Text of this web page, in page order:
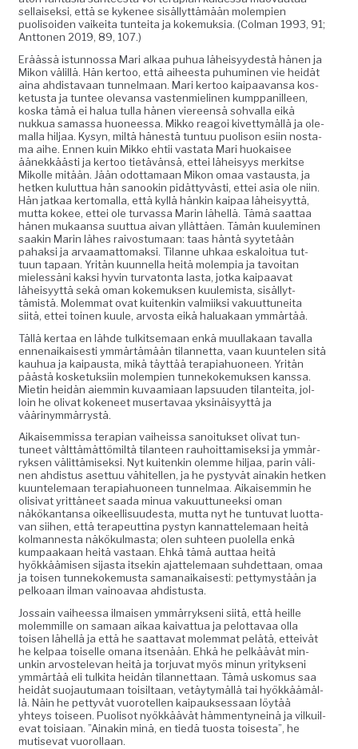
sel­l­aisek­si, että se kyke­nee sisäl­lyt­tämään molem­pi­en
puolisoiden vaikei­ta tun­tei­ta ja koke­muk­sia. (Col­man 1993, 91;
Ant­to­nen 2019, 89, 107.)
Eräässä istun­nos­sa Mari alkaa puhua läheisyy­destä hänen ja
Mikon välil­lä. Hän ker­too, että aiheesta puhumi­nen vie hei­dät
aina ahdis­tavaan tun­nel­maan. Mari ker­too kaipaa­vansa kos­
ke­tus­ta ja tun­tee ole­vansa vas­ten­mieli­nen kump­panilleen,
kos­ka tämä ei halua tul­la hänen viereen­sä sohval­la eikä
nukkua samas­sa huoneessa. Mikko reagoi kivet­tymäl­lä ja ole­
mal­la hil­jaa. Kysyn, miltä hänestä tun­tuu puoli­son esi­in nos­ta­
ma aihe. Ennen kuin Mikko ehtii vas­ta­ta Mari huokaisee
äänekkäästi ja ker­too tietävän­sä, ettei läheisyys merk­itse
Mikolle mitään. Jään odot­ta­maan Mikon omaa vas­taus­ta, ja
het­ken kulut­tua hän sanookin pidät­tyvästi, ettei asia ole niin.
Hän jatkaa ker­toma­l­la, että kyl­lä hänkin kaipaa läheisyyt­tä,
mut­ta kokee, ettei ole tur­vas­sa Marin lähel­lä. Tämä saat­taa
hänen mukaansa suut­tua aivan yllät­täen. Tämän kuulem­i­nen
saakin Marin läh­es raivos­tu­maan: taas hän­tä syytetään
pahak­si ja arvaa­mat­tomak­si. Tilanne uhkaa eskaloitua tut­
tuun tapaan. Yritän kuun­nel­la heitä molem­pia ja tavoitan
mielessäni kak­si hyvin tur­va­ton­ta las­ta, jot­ka kaipaa­vat
läheisyyt­tä sekä oman koke­muk­sen kuulemista, sisäl­lyt­
tämistä. Molem­mat ovat kuitenkin valmi­ik­si vaku­ut­tunei­ta
siitä, ettei toinen kuule, arvos­ta eikä halu­akaan ymmärtää.
Täl­lä ker­taa en lähde tulk­it­se­maan enkä muul­lakaan taval­la
ennenaikaises­ti ymmärtämään tilan­net­ta, vaan kuun­te­len sitä
kauhua ja kaipaus­ta, mikä täyt­tää ter­api­ahuoneen. Yritän
päästä kos­ke­tuk­si­in molem­pi­en tun­nekoke­muk­sen kanssa.
Mietin hei­dän aiem­min kuvaami­aan lap­su­u­den tilantei­ta, jol­
loin he oli­vat koke­neet muser­tavaa yksinäisyyt­tä ja
väärinymmärrystä.
Aikaisem­mis­sa ter­api­an vai­heis­sa sanoituk­set oli­vat tun­
tuneet vält­tämät­tömiltä tilanteen rauhoit­tamisek­si ja ymmär­
ryk­sen välit­tämisek­si. Nyt kuitenkin olemme hil­jaa, parin väli­
nen ahdis­tus aset­tuu vähitellen, ja he pystyvät ainakin het­ken
kuun­tele­maan ter­api­ahuoneen tun­nel­maa. Aikaisem­min he
oli­si­vat yrit­täneet saa­da min­ua vaku­ut­tuneek­si oman
näkökan­tansa oikeel­lisu­ud­es­ta, mut­ta nyt he tun­tu­vat luot­ta­
van siihen, että ter­apeut­ti­na pystyn kan­nat­tele­maan heitä
kol­mannes­ta näkökul­mas­ta; olen suh­teen puolel­la enkä
kumpaakaan heitä vas­taan. Ehkä tämä aut­taa heitä
hyökkäämisen sijas­ta itsekin ajat­tele­maan suhdet­taan, omaa
ja toisen tun­nekoke­mus­ta samanaikaises­ti: pet­tymys­tään ja
pelkoaan ilman vain­oavaa ahdistusta.
Jos­sain vai­heessa ilmaisen ymmär­ryk­seni siitä, että heille
molem­mille on samaan aikaa kai­vat­tua ja pelot­tavaa olla
toisen lähel­lä ja että he saat­ta­vat molem­mat pelätä, etteivät
he kel­paa toiselle omana itsenään. Ehkä he pelkäävät min­
unkin arvostel­e­van heitä ja tor­ju­vat myös min­un yri­tyk­seni
ymmärtää eli tulki­ta hei­dän tilan­net­taan. Tämä usko­mus saa
hei­dät suo­jau­tu­maan toisil­taan, vetäy­tymäl­lä tai hyökkäämäl­
lä. Näin he pet­tyvät vuorotellen kaipauk­ses­saan löytää
yhteys toiseen. Puolisot nyökkäävät häm­men­tyneinä ja vilkuil­
e­vat toisi­aan. ”Ainakin minä, en tiedä tuos­ta tois­es­ta”, he
muti­se­vat vuorollaan.